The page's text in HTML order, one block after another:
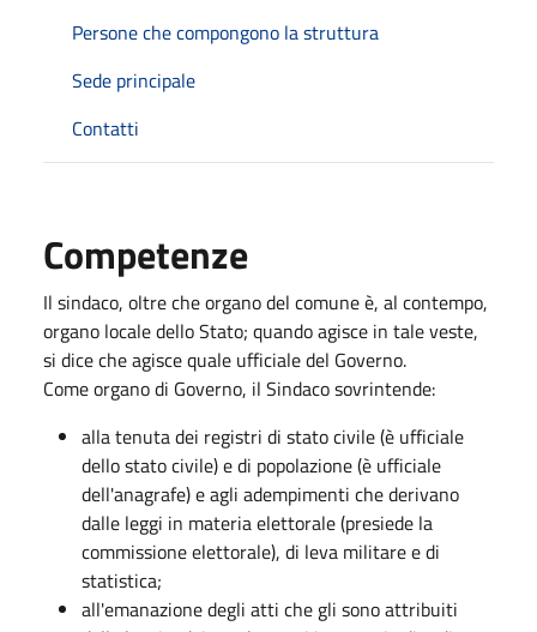
Persone che compongono la struttura
Sede principale
Contatti
Competenze
Il sindaco, oltre che organo del comune è, al contempo,
organo locale dello Stato; quando agisce in tale veste,
si dice che agisce quale ufficiale del Governo.
Come organo di Governo, il Sindaco sovrintende:
alla tenuta dei registri di stato civile (è ufficiale
dello stato civile) e di popolazione (è ufficiale
dell'anagrafe) e agli adempimenti che derivano
dalle leggi in materia elettorale (presiede la
commissione elettorale), di leva militare e di
statistica;
all'emanazione degli atti che gli sono attribuiti